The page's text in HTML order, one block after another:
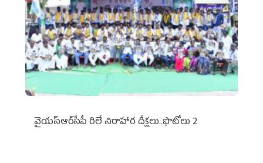
వైయ‌స్ఆర్‌సీపీ రిలే నిరాహార దీక్షలు..ఫొటోలు 2